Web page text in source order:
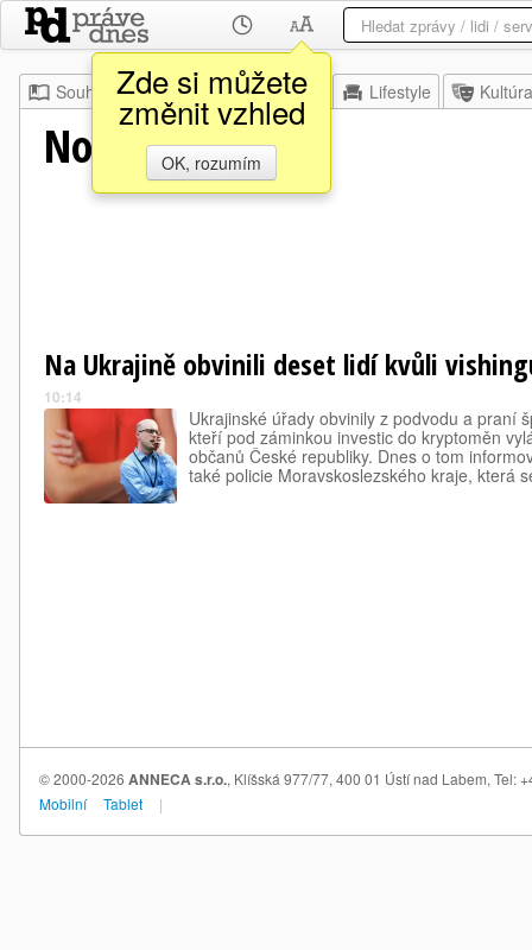
Zde si můžete
změnit vzhled
OK, rozumím
Souhrn Moje Z domova Lifestyle Kultúra
Novinky.cz
Na Ukrajině obvinili deset lidí kvůli
10:14
Ukrajinské úřady obvinily z podvodu a praní
kteří pod záminkou investic do kryptoměn
občanů České republiky. Dnes o tom
také policie Moravskoslezského kraje, která
© 2000-2026 ANNECA s.r.o., Klíšská 977/77, 400 01 Ústí nad Labem, Tel:
Mobilní
Tablet |